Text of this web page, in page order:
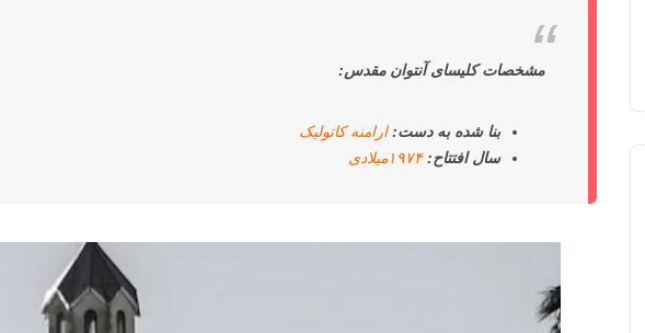
مشخصات کلیسای آنتوان مقدس:
بنا شده به دست:ارامنه کاتولیک
سال افتتاح:۱۹۷۴میلادی